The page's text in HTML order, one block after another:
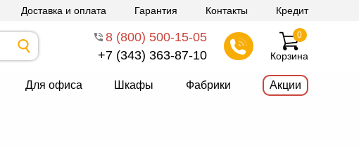
Доставка и оплата Гарантия Контакты Кредит
8 (800) 500-15-05
+7 (343) 363-87-10
Корзина
0
Для офиса Шкафы Фабрики Акции